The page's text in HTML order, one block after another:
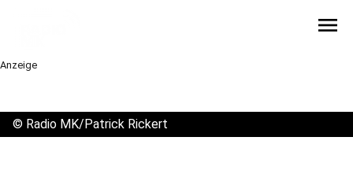
menu
Anzeige
© Radio MK/Patrick Rickert